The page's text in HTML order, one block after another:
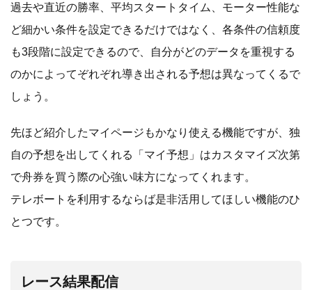
過去や直近の勝率、平均スタートタイム、モーター性能な
ど細かい条件を設定できるだけではなく、各条件の信頼度
も3段階に設定できるので、自分がどのデータを重視する
のかによってぞれぞれ導き出される予想は異なってくるで
しょう。
先ほど紹介したマイページもかなり使える機能ですが、独
自の予想を出してくれる「マイ予想」はカスタマイズ次第
で舟券を買う際の心強い味方になってくれます。
テレボートを利用するならば是非活用してほしい機能のひ
とつです。
レース結果配信